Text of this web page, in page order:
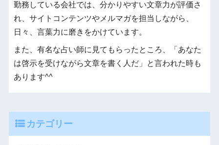
勤務している会社では、分かりやすい文章力が評価さ
れ、サイトコンテンツやメルマガを担当しながら、
日々、言葉力に磨きをかけています。
また、有名な占い師に見てもらったところ、「あなた
は啓示を受けながら文章を書く人だ」と言われた時も
あります^^
カテゴリー